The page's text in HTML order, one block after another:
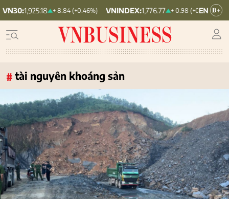
+ 8.84 (+0.46%) VNINDEX: 1,776.77 + 0.98 (+0.06%) HNX30:
# tài nguyên khoáng sản